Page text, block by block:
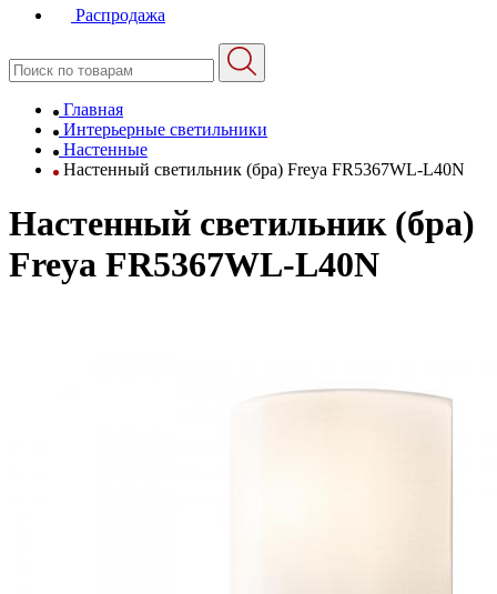
Распродажа
Главная
Интерьерные светильники
Настенные
Настенный светильник (бра) Freya FR5367WL-L40N
Настенный светильник (бра)
Freya FR5367WL-L40N